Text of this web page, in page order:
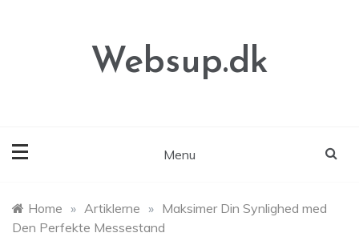
Websup.dk
Menu
Home » Artiklerne » Maksimer Din Synlighed med
Den Perfekte Messestand